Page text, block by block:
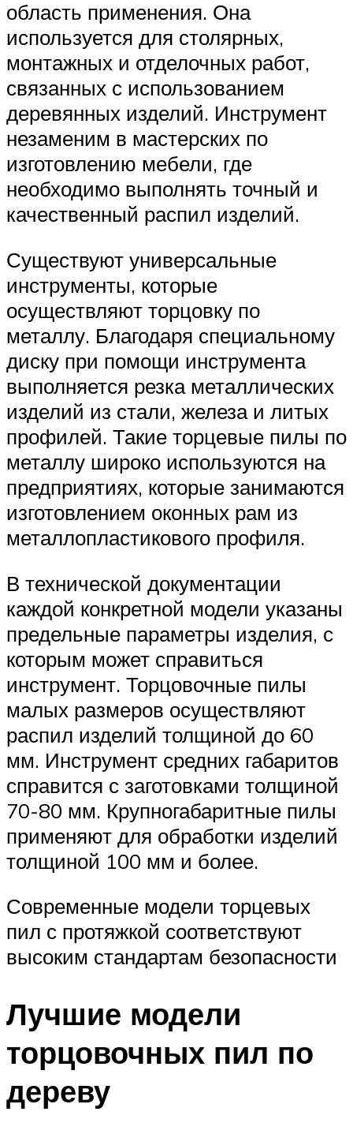
область применения. Она
используется для столярных,
монтажных и отделочных работ,
связанных с использованием
деревянных изделий. Инструмент
незаменим в мастерских по
изготовлению мебели, где
необходимо выполнять точный и
качественный распил изделий.
Существуют универсальные
инструменты, которые
осуществляют торцовку по
металлу. Благодаря специальному
диску при помощи инструмента
выполняется резка металлических
изделий из стали, железа и литых
профилей. Такие торцевые пилы по
металлу широко используются на
предприятиях, которые занимаются
изготовлением оконных рам из
металлопластикового профиля.
В технической документации
каждой конкретной модели указаны
предельные параметры изделия, с
которым может справиться
инструмент. Торцовочные пилы
малых размеров осуществляют
распил изделий толщиной до 60
мм. Инструмент средних габаритов
справится с заготовками толщиной
70-80 мм. Крупногабаритные пилы
применяют для обработки изделий
толщиной 100 мм и более.
Современные модели торцевых
пил с протяжкой соответствуют
высоким стандартам безопасности
Лучшие модели
торцовочных пил по
дереву